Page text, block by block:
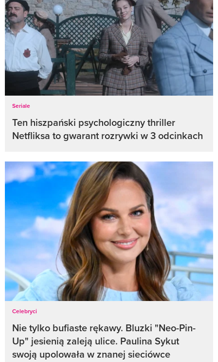
Seriale
Ten hiszpański psychologiczny thriller
Netfliksa to gwarant rozrywki w 3 odcinkach
Celebryci
Nie tylko bufiaste rękawy. Bluzki "Neo-Pin-
Up" jesienią zaleją ulice. Paulina Sykut
swoją upolowała w znanej sieciówce